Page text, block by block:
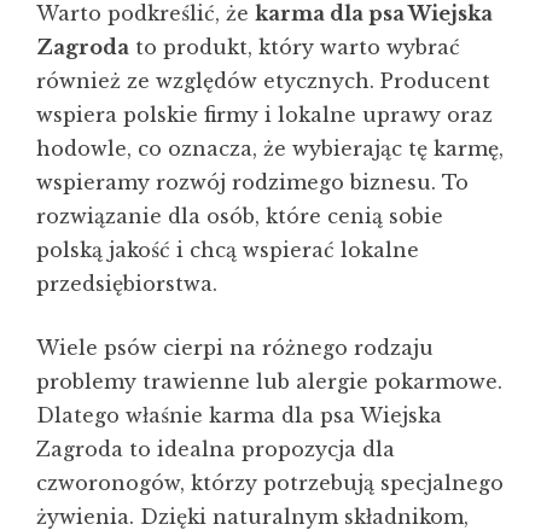
Warto podkreślić, że karma dla psa Wiejska
Zagroda to produkt, który warto wybrać
również ze względów etycznych. Producent
wspiera polskie firmy i lokalne uprawy oraz
hodowle, co oznacza, że wybierając tę karmę,
wspieramy rozwój rodzimego biznesu. To
rozwiązanie dla osób, które cenią sobie
polską jakość i chcą wspierać lokalne
przedsiębiorstwa.
Wiele psów cierpi na różnego rodzaju
problemy trawienne lub alergie pokarmowe.
Dlatego właśnie karma dla psa Wiejska
Zagroda to idealna propozycja dla
czworonogów, którzy potrzebują specjalnego
żywienia. Dzięki naturalnym składnikom,